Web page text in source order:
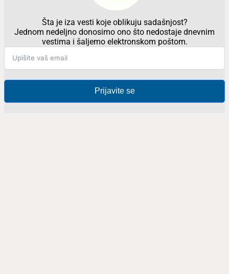
Šta je iza vesti koje oblikuju sadašnjost?
Jednom nedeljno donosimo ono što nedostaje dnevnim
vestima i šaljemo elektronskom poštom.
Prijavite se